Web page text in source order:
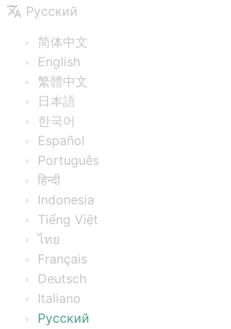
Русский
简体中文
English
繁體中文
日本語
한국어
Español
Português
हिन्दी
Indonesia
Tiếng Việt
ไทย
Français
Deutsch
Italiano
Русский